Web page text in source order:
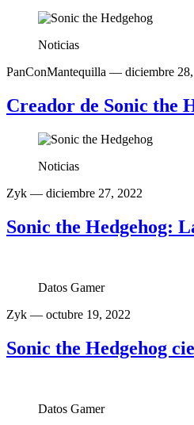
Noticias
PanConMantequilla — diciembre 28,
Creador de Sonic the
Noticias
Zyk — diciembre 27, 2022
Sonic the Hedgehog:
Datos Gamer
Zyk — octubre 19, 2022
Sonic the Hedgehog
Datos Gamer